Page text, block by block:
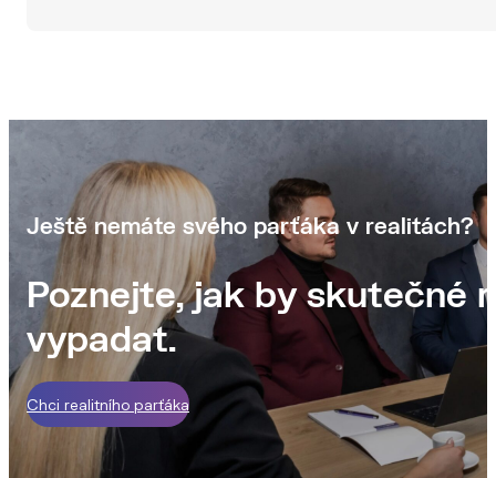
Ještě nemáte svého parťáka v realitách?
Poznejte, jak by skutečné
vypadat.
Chci realitního parťáka